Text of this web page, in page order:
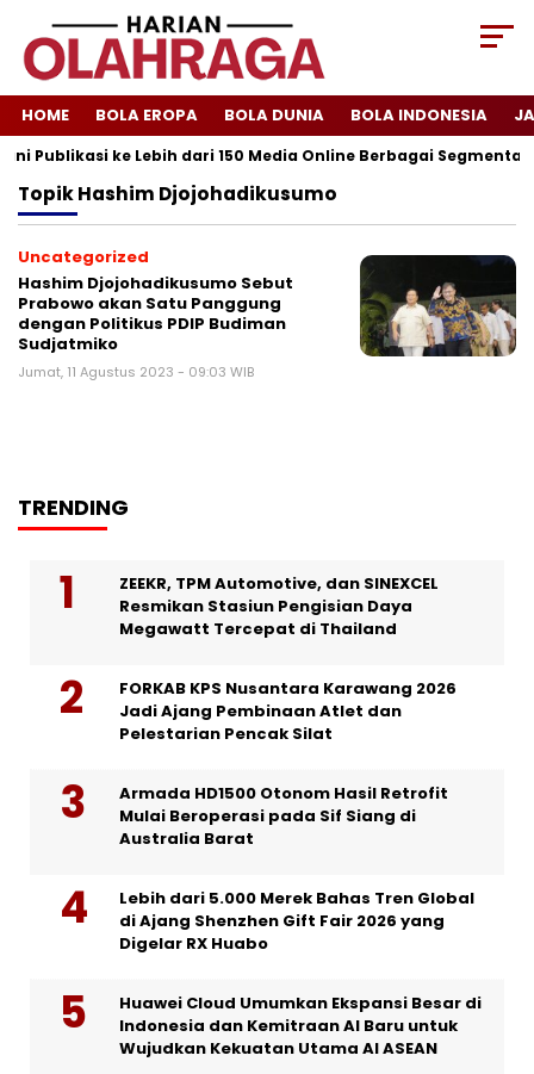
HOME BOLA EROPA BOLA DUNIA BOLA INDONESIA
Publikasi ke Lebih dari 150 Media Online Berbagai Segmentasi
TopikHashim Djojohadikusumo
Uncategorized
Hashim Djojohadikusumo Sebut
Prabowo akan Satu Panggung
dengan Politikus PDIP Budiman
Sudjatmiko
Jumat, 11 Agustus 2023 - 09:03 WIB
TRENDING
ZEEKR, TPM Automotive, dan SINEXCEL
Resmikan Stasiun Pengisian Daya
Megawatt Tercepat di Thailand
FORKAB KPS Nusantara Karawang 2026
Jadi Ajang Pembinaan Atlet dan
Pelestarian Pencak Silat
Armada HD1500 Otonom Hasil Retrofit
Mulai Beroperasi pada Sif Siang di
Australia Barat
Lebih dari 5.000 Merek Bahas Tren Global
di Ajang Shenzhen Gift Fair 2026 yang
Digelar RX Huabo
Huawei Cloud Umumkan Ekspansi Besar di
Indonesia dan Kemitraan AI Baru untuk
Wujudkan Kekuatan Utama AI ASEAN